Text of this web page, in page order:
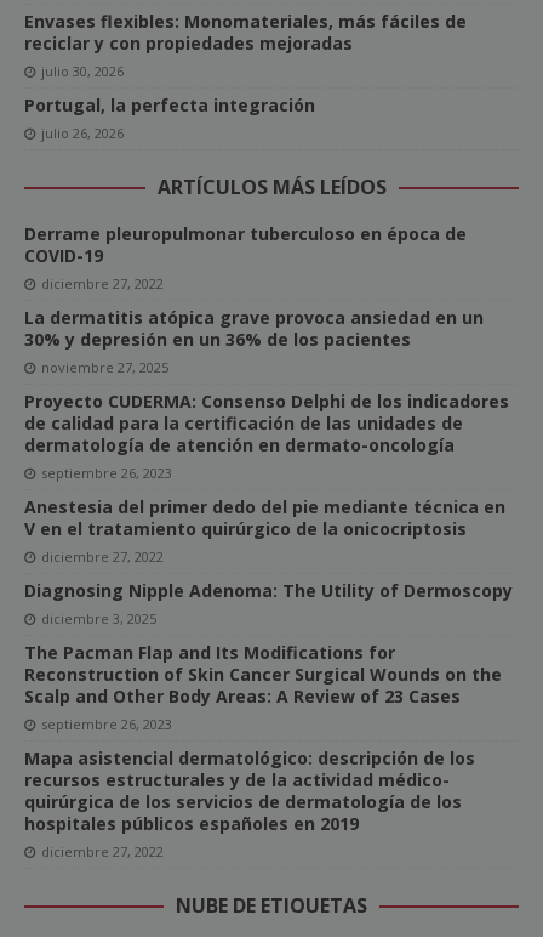
Envases flexibles: Monomateriales, más fáciles de
reciclar y con propiedades mejoradas
julio 30, 2026
Portugal, la perfecta integración
julio 26, 2026
ARTÍCULOS MÁS LEÍDOS
Derrame pleuropulmonar tuberculoso en época de
COVID-19
diciembre 27, 2022
La dermatitis atópica grave provoca ansiedad en un
30% y depresión en un 36% de los pacientes
noviembre 27, 2025
Proyecto CUDERMA: Consenso Delphi de los indicadores
de calidad para la certificación de las unidades de
dermatología de atención en dermato-oncología
septiembre 26, 2023
Anestesia del primer dedo del pie mediante técnica en
V en el tratamiento quirúrgico de la onicocriptosis
diciembre 27, 2022
Diagnosing Nipple Adenoma: The Utility of Dermoscopy
diciembre 3, 2025
The Pacman Flap and Its Modifications for
Reconstruction of Skin Cancer Surgical Wounds on the
Scalp and Other Body Areas: A Review of 23 Cases
septiembre 26, 2023
Mapa asistencial dermatológico: descripción de los
recursos estructurales y de la actividad médico-
quirúrgica de los servicios de dermatología de los
hospitales públicos españoles en 2019
diciembre 27, 2022
NUBE DE ETIQUETAS